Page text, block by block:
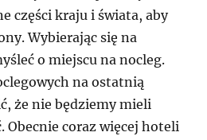
części kraju i świata, aby
Wybierając się na
o miejscu na nocleg.
na ostatnią
że nie będziemy mieli
Obecnie coraz więcej hoteli